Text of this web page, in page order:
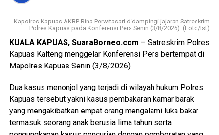
mencakup enam bidang Standar Pelayanan Minimal.
Ia mengatakan keberhasilan implementasi Posyandu 6
Bidang SPM memerlukan kolaborasi seluruh pihak mulai
dari pemerintah daerah pemerintah kecamatan pemerintah
desa tenaga kesehatan kader Posyandu hingga
“Oleh karena itu sinergi lintas sektor menjadi kunci agar
berbagai persoalan kesehatan dan sosial dapat dideteksi
sejak dini serta ditangani secara cepat dan tepat, ” katanya.
Kapolres Kapuas AKBP Rina Perwitasari didampingi jajaran Satreskrim
Polres Kapuas pada Konferensi Pers Senin (3/8/2026). (Foto/Ist)
KUALA KAPUAS, SuaraBorneo.com – Satreskrim Polres
Kapuas Kalteng menggelar Konferensi Pers bertempat di
Mapolres Kapuas Senin (3/8/2026).
Dua kasus menonjol yang terjadi di wilayah hukum Polres
Kapuas tersebut yakni kasus pembakaran kamar barak
yang mengakibatkan empat orang mengalami luka bakar
termasuk seorang anak berusia lima tahun serta